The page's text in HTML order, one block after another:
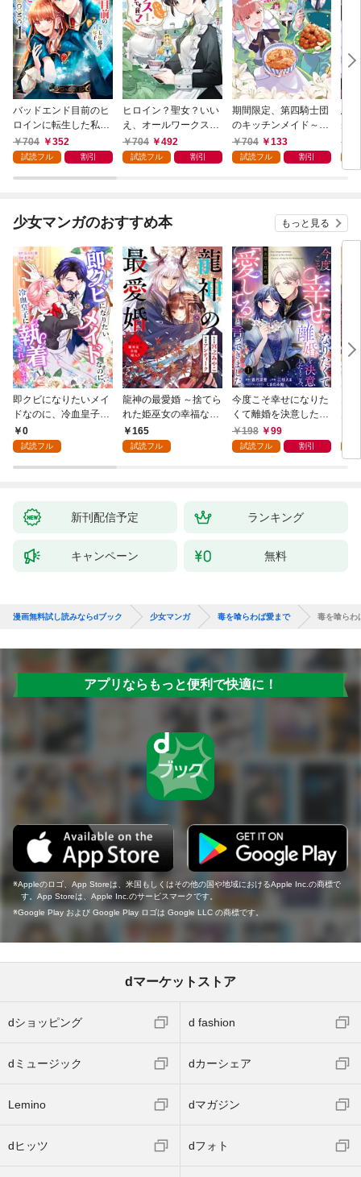
バッドエンド目前のヒ
ロインに転生した私、
今世では恋愛するつも
りがチートな兄が離し
OMIC 第1巻
704 352
試読フル 割引
ヒロイン？聖女？いい
え、オールワークスメ
イドです（誇）！@C
OMIC 第1巻
704 492
試読フル 割引
期間限定、第四騎士団
のキッチンメイド～結
婚したくないので就職
しました～@COMIC
704 133
試読フル 割引
悪
先
令
ラ
の
少女マンガのおすすめ本 もっと見る
即クビになりたいメイ
ドなのに、冷血皇子に
執着されています第1
話
0
試読フル
龍神の最愛婚 ～捨てら
れた姫巫女の幸福な嫁
入り～: 1
165
試読フル
今度こそ幸せになりた
くて離婚を決意したと
ころ、無表情な旦那様
が「愛してる」と言っ
198 99
試読フル 割引
新刊配信予定 ランキング
キャンペーン 無料
漫画無料試し読みならdブック 少女マンガ 毒を喰らわば愛まで 毒を喰らわ
アプリならもっと便利で快適に！
Appleのロゴ、App Storeは、米国もしくはその他の国や地域におけるApple Inc.の商標で
す。App Storeは、Apple Inc.のサービスマークです。
Google Play および Google Play ロゴは Google LLC の商標です。
dマーケットストア
dショッピング d fashion
dミュージック dカーシェア
Lemino dマガジン
dヒッツ dフォト